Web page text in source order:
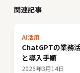
関連記事
AI活用
ChatGPTの業務
と導入手順
2026年3月14日